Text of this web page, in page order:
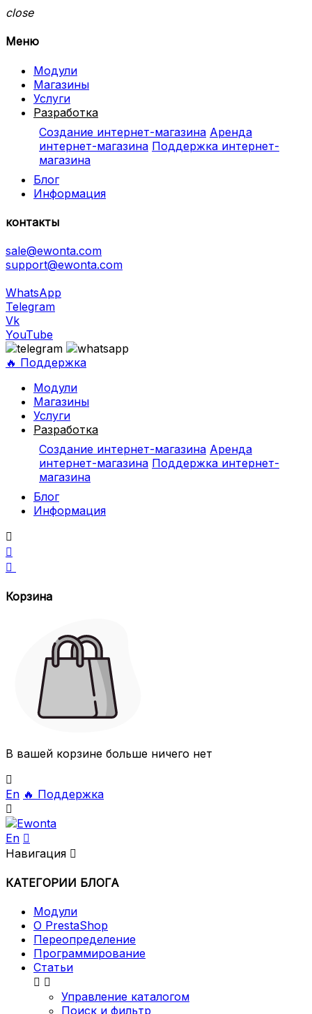
close
Меню
Модули
Магазины
Услуги
Разработка
Создание интернет-магазина Аренда
интернет-магазина Поддержка интернет-
магазина
Блог
Информация
контакты
sale@ewonta.com
support@ewonta.com
WhatsApp
Telegram
Vk
YouTube
🔥 Поддержка
Модули
Магазины
Услуги
Разработка
Создание интернет-магазина Аренда
интернет-магазина Поддержка интернет-
магазина
Блог
Информация



Корзина
В вашей корзине больше ничего нет

En 🔥 Поддержка

En 
Навигация 
КАТЕГОРИИ БЛОГА
Модули
О PrestaShop
Переопределение
Программирование
Статьи
 
Управление каталогом
Поиск и фильтр